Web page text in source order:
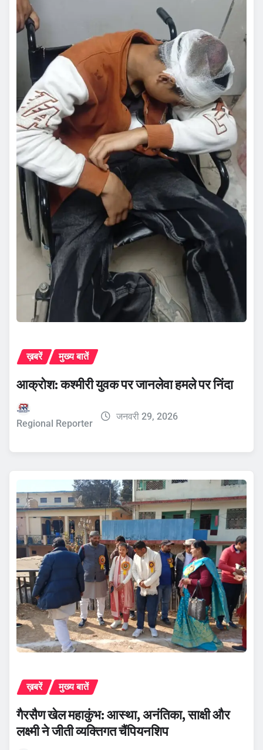
ख़बरें मुख्य बातें
आक्रोश: कश्मीरी युवक पर जानलेवा हमले पर निंदा
Regional Reporter
जनवरी 29, 2026
ख़बरें मुख्य बातें
गैरसैण खेल महाकुंभ: आस्था, अनंतिका, साक्षी और
लक्ष्मी ने जीती व्यक्तिगत चैंपियनशिप